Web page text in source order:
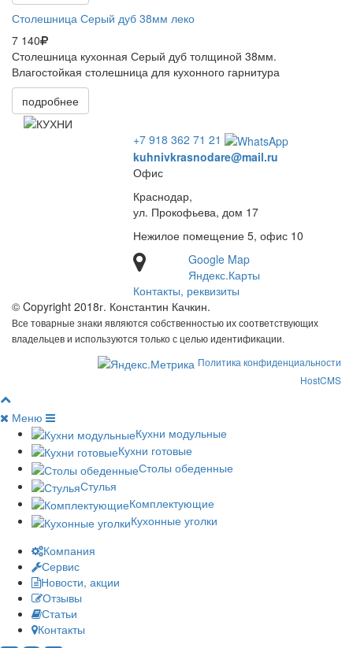
Столешница Серый дуб 38мм леко
7 140
Столешница кухонная Серый дуб толщиной 38мм.
Влагостойкая столешница для кухонного гарнитура
подробнее
+7 918 362 71 21
kuhnivkrasnodare@mail.ru
Офис
Краснодар,
ул. Прокофьева, дом 17
Нежилое помещение 5, офис 10
Google Map
Яндекс.Карты
Контакты, реквизиты
© Copyright 2018г. Константин Качкин.
Все товарные знаки являются собственностью их соответствующих
владельцев и используются только с целью идентификации.
Политика конфиденциальности
HostCMS
Меню
Кухни модульные
Кухни готовые
Столы обеденные
Стулья
Комплектующие
Кухонные уголки
Компания
Сервис
Новости, акции
Отзывы
Статьи
Контакты